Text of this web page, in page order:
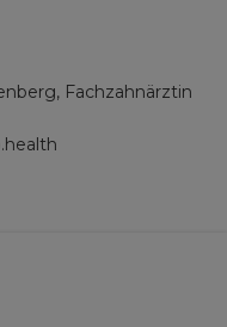
Fachzahnärztin